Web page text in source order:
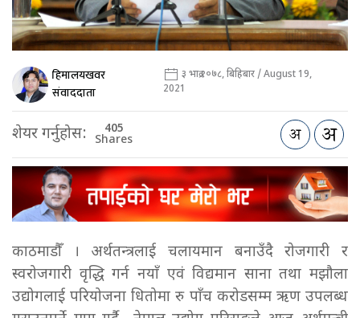
हिमालयखवर
संवाददाता
३ भाद्र २०७८, बिहिबार / August 19,
2021
शेयर गर्नुहोस: 405
Shares
काठमाडौँ । अर्थतन्त्रलाई चलायमान बनाउँदै रोजगारी र
स्वरोजगारी वृद्धि गर्न नयाँ एवं विद्यमान साना तथा मझौला
उद्योगलाई परियोजना धितोमा रु पाँच करोडसम्म ऋण उपलब्ध